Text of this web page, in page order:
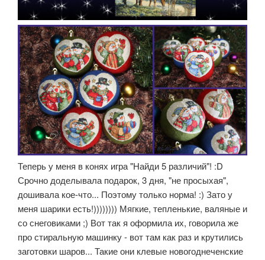
Теперь у меня в конях игра "Найди 5 различий"! :D
Срочно доделывала подарок, 3 дня, "не просыхая",
дошивала кое-что... Поэтому только норма! :) Зато у
меня шарики есть!)))))))) Мягкие, тепленькие, валяные и
со снеговиками ;) Вот так я оформила их, говорила же
про стиральную машинку - вот там как раз и крутились
заготовки шаров... Такие они клевые новогоднеченские